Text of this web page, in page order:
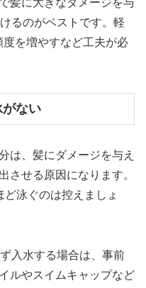
るのがベストです。軽
を増やすなど工夫が必
ない
は、髪にダメージを与え
させる原因になります。
泳ぐのは控えましょ
入水する場合は、事前
ルやスイムキャップなど